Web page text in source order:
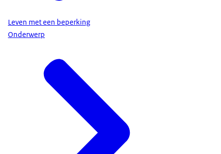
Leven met een beperking
Onderwerp